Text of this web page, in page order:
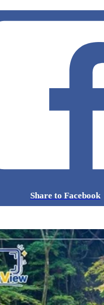
Share to Facebook